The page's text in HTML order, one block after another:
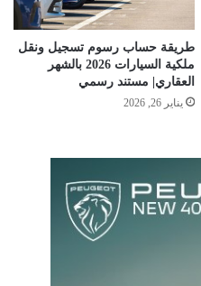
طريقة حساب رسوم تسجيل ونقل
ملكية السيارات 2026 بالشهر
العقاري| مستند رسمي
يناير 26, 2026